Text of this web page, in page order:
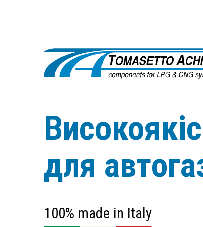
для
100% made in Italy